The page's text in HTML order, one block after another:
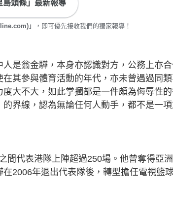
頭條」最新報導
」 ，即可優先接收我們的獨家報導！
是翁金驊，本身亦認識對方，公務上亦
其參與體育活動的年代，亦未曾遇過同
大不大，如此掌摑都是一件頗為侮辱性
界線，認為無論任何人動手，都不是一
間代表港隊上陣超過250場。他曾奪得亞
2006年退出代表隊後，轉型擔任電視籃